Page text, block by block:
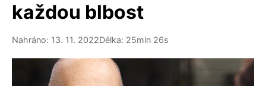
každou blbost
Nahráno: 13. 11. 2022Délka: 25min 26s